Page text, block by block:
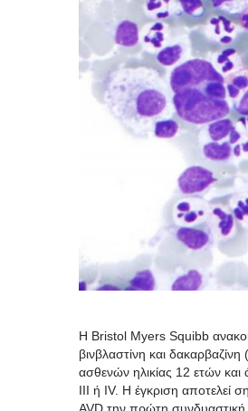
Η Bristol Myers Squibb
βινβλαστίνη και
ασθενών ηλικίας 12 ετών
III ή IV. Η έγκριση αποτελεί
AVD την πρώτη